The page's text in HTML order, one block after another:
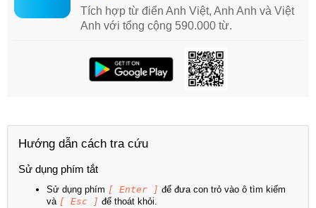
Tích hợp từ điển Anh Việt, Anh Anh và Việt
Anh với tổng cộng 590.000 từ.
Hướng dẫn cách tra cứu
Sử dụng phím tắt
Sử dụng phím [ Enter ] để đưa con trỏ vào ô tìm kiếm
và [ Esc ] để thoát khỏi.